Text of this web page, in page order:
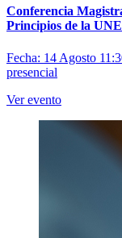
Conferencia
Principios de la
Fecha: 14 Agosto
presencial
Ver evento